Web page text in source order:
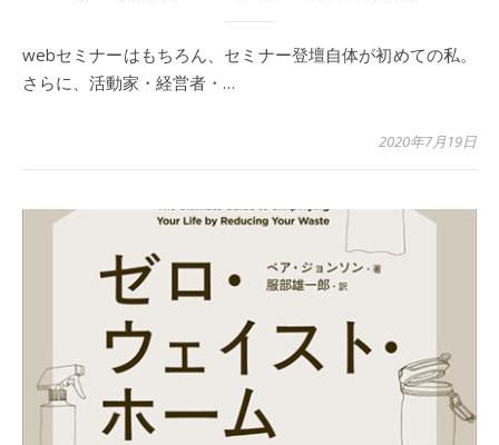
webセミナーはもちろん、セミナー登壇自体が初めての私。
さらに、活動家・経営者・…
2020年7月19日